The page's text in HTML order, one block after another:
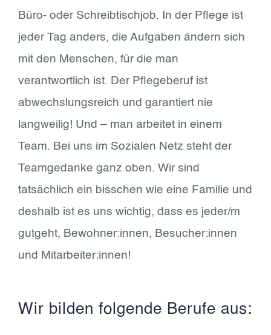
Büro- oder Schreibtischjob. In der Pflege ist
jeder Tag anders, die Aufgaben ändern sich
mit den Menschen, für die man
verantwortlich ist. Der Pflegeberuf ist
abwechslungsreich und garantiert nie
langweilig! Und – man arbeitet in einem
Team. Bei uns im Sozialen Netz steht der
Teamgedanke ganz oben. Wir sind
tatsächlich ein bisschen wie eine Familie und
deshalb ist es uns wichtig, dass es jeder/m
gutgeht, Bewohner:innen, Besucher:innen
und Mitarbeiter:innen!
Wir bilden folgende Berufe aus: